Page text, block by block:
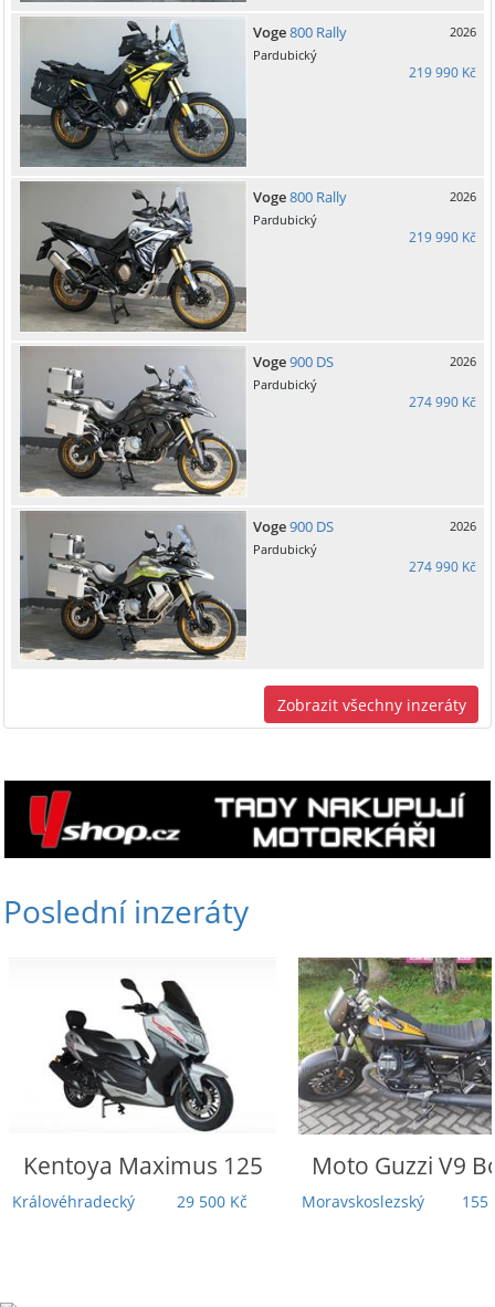
Voge800 Rally
2026
Pardubický
219 990 Kč
Voge800 Rally
2026
Pardubický
219 990 Kč
Voge900 DS
2026
Pardubický
274 990 Kč
Voge900 DS
2026
Pardubický
274 990 Kč
Zobrazit všechny inzeráty
Poslední inzeráty
Kentoya Maximus 125
Královéhradecký 29 500 Kč
Moto Guzzi V9
Moravskoslezský 155